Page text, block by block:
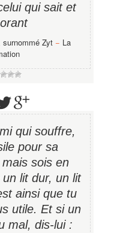
qui sait et
Zyt − La
qui souffre,
pour sa
sois en
lit dur, un lit
ainsi que tu
utile. Et si un
mal, dis-lui :